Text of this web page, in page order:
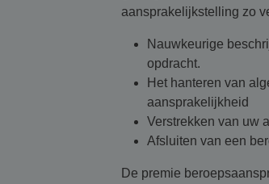
aansprakelijkstelling zo
Nauwkeurige
opdracht.
Het hanteren van
aansprakelijkheid
Verstrekken van uw
Afsluiten van een
De premie